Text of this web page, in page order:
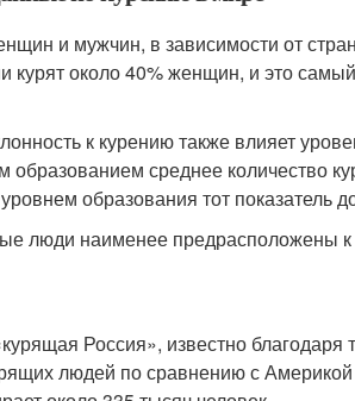
и мужчин, в зависимости от
курят около 40% женщин, и это
к курению также влияет
среднее количество
образования тот показатель
люди наименее предрасположены
Россия», известно
людей по сравнению с